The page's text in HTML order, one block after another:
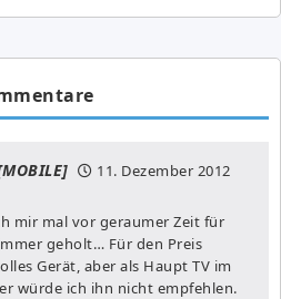
11. Dezember 2012
mir mal vor geraumer Zeit für
geholt… Für den Preis
Gerät, aber als Haupt TV im
würde ich ihn nicht empfehlen.